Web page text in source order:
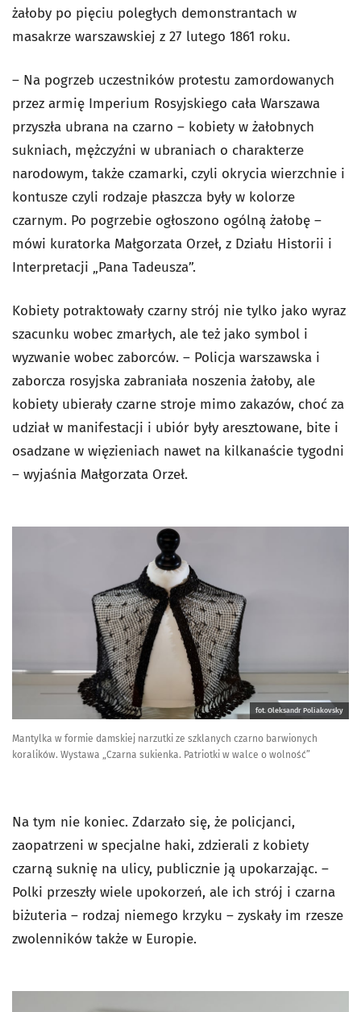
żałoby po pięciu poległych demonstrantach w
masakrze warszawskiej z 27 lutego 1861 roku.
– Na pogrzeb uczestników protestu zamordowanych
przez armię Imperium Rosyjskiego cała Warszawa
przyszła ubrana na czarno – kobiety w żałobnych
sukniach, mężczyźni w ubraniach o charakterze
narodowym, także czamarki, czyli okrycia wierzchnie i
kontusze czyli rodzaje płaszcza były w kolorze
czarnym. Po pogrzebie ogłoszono ogólną żałobę –
mówi kuratorka Małgorzata Orzeł, z Działu Historii i
Interpretacji „Pana Tadeusza”.
Kobiety potraktowały czarny strój nie tylko jako wyraz
szacunku wobec zmarłych, ale też jako symbol i
wyzwanie wobec zaborców. – Policja warszawska i
zaborcza rosyjska zabraniała noszenia żałoby, ale
kobiety ubierały czarne stroje mimo zakazów, choć za
udział w manifestacji i ubiór były aresztowane, bite i
osadzane w więzieniach nawet na kilkanaście tygodni
– wyjaśnia Małgorzata Orzeł.
fot. Oleksandr Poliakovsky
Mantylka w formie damskiej narzutki ze szklanych czarno barwionych
koralików. Wystawa „Czarna sukienka. Patriotki w walce o wolność”
Na tym nie koniec. Zdarzało się, że policjanci,
zaopatrzeni w specjalne haki, zdzierali z kobiety
czarną suknię na ulicy, publicznie ją upokarzając. –
Polki przeszły wiele upokorzeń, ale ich strój i czarna
biżuteria – rodzaj niemego krzyku – zyskały im rzesze
zwolenników także w Europie.